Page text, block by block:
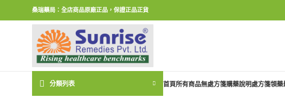
桑瑞藥局：全店商品原廠正品，保證正品正貨
分類列表 首頁所有商品無處方箋購藥說明處方箋領藥